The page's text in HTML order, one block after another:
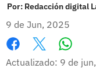
Por: Redacción digital
9 de Jun, 2025
Facebook
X
Actualizado: 9 de